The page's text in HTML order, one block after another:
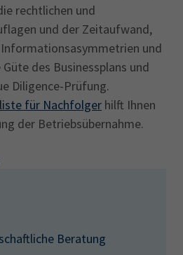
rechtlichen und
und der Zeitaufwand,
und
des Businessplans und
Diligence-Prüfung.
für Nachfolger hilft Ihnen
der Betriebsübernahme.
Beratung